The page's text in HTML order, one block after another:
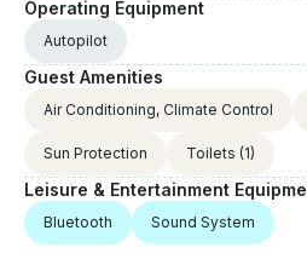
Operating Equipment
Autopilot
Guest Amenities
Air Conditioning, Climate Control
Sun Protection Toilets (1)
Leisure & Entertainment
Bluetooth Sound System